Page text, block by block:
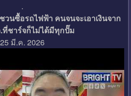
.
นซื้อรถไฟฟ้า คนจนจะเอาเงินจาก
ที่ชาร์จก็ไม่ได้มีทุกปั๊ม
25 มี.ค. 2026